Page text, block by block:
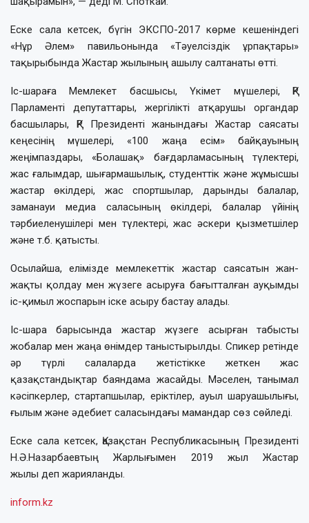
Еске сала кетсек, бүгін ЭКСПО-2017 көрме кешеніндегі
«Нұр Әлем» павильонында «Тәуелсіздік ұрпақтары»
тақырыбында Жастар жылының ашылу салтанаты өтті.
Іс-шараға Мемлекет басшысы, Үкімет мүшелері, ҚР
Парламенті депутаттары, жергілікті атқарушы органдар
басшылары, ҚР Президенті жанындағы Жастар саясаты
кеңесінің мүшелері, «100 жаңа есім» байқауының
жеңімпаздары, «Болашақ» бағдарламасының түлектері,
жас ғалымдар, шығармашылық, студенттік және жұмысшы
жастар өкілдері, жас спортшылар, дарынды балалар,
заманауи медиа саласының өкілдері, балалар үйінің
тәрбиеленушілері мен түлектері, жас әскери қызметшілер
және т.б. қатысты.
Осылайша, елімізде мемлекеттік жастар саясатын жан-
жақты қолдау мен жүзеге асыруға бағытталған ауқымды
іс-қимыл жоспарын іске асыру бастау алады.
Іс-шара барысында жастар жүзеге асырған табысты
жобалар мен жаңа өнімдер таныстырылды. Спикер ретінде
әр түрлі салаларда жетістікке жеткен жас
қазақстандықтар баяндама жасайды. Мәселен, танымал
кәсіпкерлер, стартапшылар, еріктілер, ауыл шаруашылығы,
ғылым және әдебиет саласындағы мамандар сөз сөйледі.
Еске сала кетсек, Қазақстан Республикасының Президенті
Н.Ә.Назарбаевтың Жарлығымен 2019 жыл Жастар
жылы деп жарияланды.
inform.kz